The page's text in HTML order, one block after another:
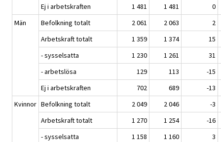
Ej i arbetskraften
1 481 1 481
0
Män
Befolkning totalt 2 061 2 063
2
Arbetskraft totalt
1 359 1 374
15
- sysselsatta
1 230 1 261
31
- arbetslösa
129 113
-15
Ej i arbetskraften
702 689
-13
Kvinnor Befolkning totalt 2 049 2 046
-3
Arbetskraft totalt
1 270 1 254
-16
- sysselsatta
1 158 1 160
3